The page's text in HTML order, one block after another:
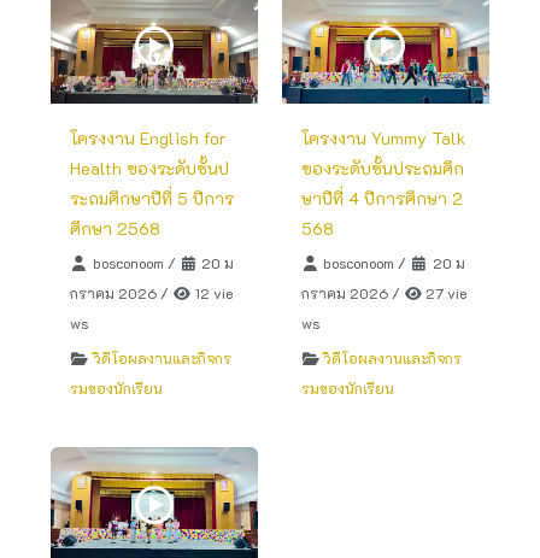
โครงงาน English for
Health ของระดับชั้นป
ระถมศึกษาปีที่ 5 ปีการ
ศึกษา 2568
bosconoom /
20 ม
กราคม 2026 /
12 vie
ws
วิดีโอผลงานและกิจกร
รมของนักเรียน
โครงงาน Yummy Talk
ของระดับชั้นประถมศึก
ษาปีที่ 4 ปีการศึกษา 2
568
bosconoom /
20 ม
กราคม 2026/
27 vie
ws
วิดีโอผลงานและกิจกร
รมของนักเรียน